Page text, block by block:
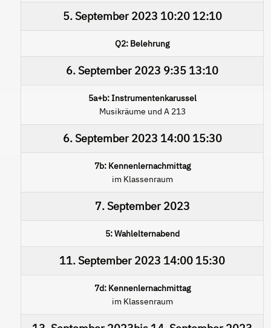
5. September 2023 10:20 12:10
Q2: Belehrung
6. September 2023 9:35 13:10
5a+b: Instrumentenkarussel
Musikräume und A 213
6. September 2023 14:00 15:30
7b: Kennenlernachmittag
im Klassenraum
7. September 2023
5: Wahlelternabend
11. September 2023 14:00 15:30
7d: Kennenlernachmittag
im Klassenraum